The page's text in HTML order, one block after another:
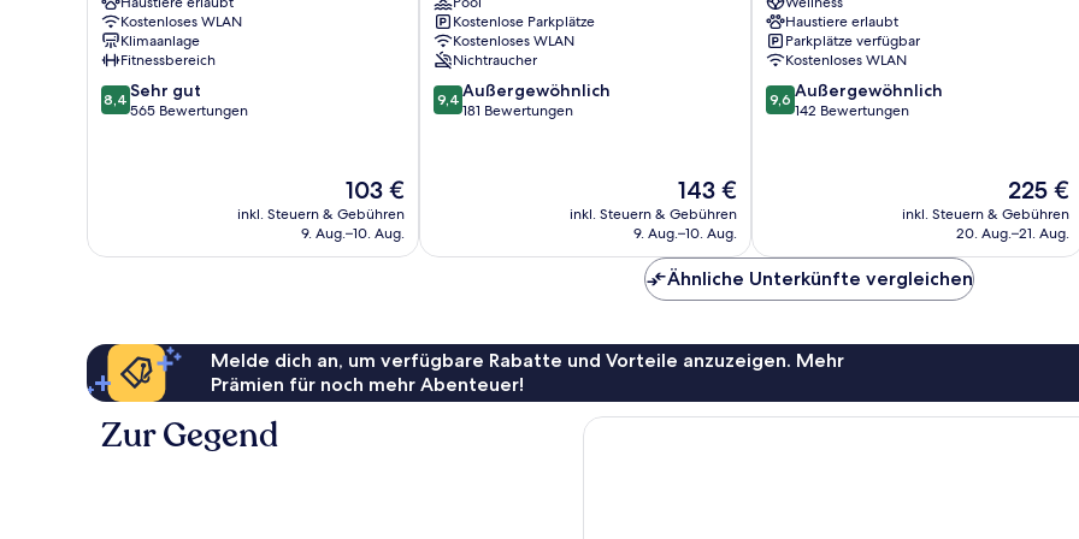
Epernay
Kostenloses WLAN
Klimaanlage
Fitnessbereich
8.4
von
8,4 Sehr gut
565 Bewertungen
Der
Preis
beträgt
103 €
inkl. Steuern & Gebühren
9. Aug.–10. Aug.
Aÿ-
Champagne
Kostenlose Parkplätze
Kostenloses WLAN
Nichtraucher
9.4
von
9,4 Außergewöhnlich
181 Bewertungen
Der
Preis
beträgt
143 €
inkl. Steuern & Gebühren
9. Aug.–10. Aug.
Haustiere erlaubt
Parkplätze verfügbar
Kostenloses WLAN
9.6
von
9,6 Außergewöhnlich
142 Bewertungen
Der
Preis
beträgt
225 €
inkl. Steuern & Gebühren
20. Aug.–21. Aug.
Ähnliche Unterkünfte vergleichen
Melde dich an, um verfügbare Rabatte und Vorteile anzuzeigen. Mehr
Prämien für noch mehr Abenteuer!
Zur Gegend